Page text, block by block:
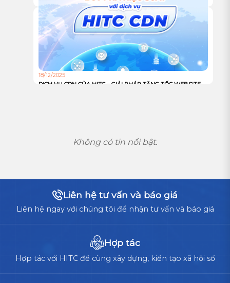
TỰ XÂY HAY THUÊ TRUNG TÂM DỮ LIỆU: ĐÂU LÀ LỰA
CHỌN TỐI ƯU CHO DOANH NGHIỆP?
18/12/2025
DỊCH VỤ CDN CỦA HITC – GIẢI PHÁP TĂNG TỐC WEBSITE
Không có tin nổi bật.
Liên hệ tư vấn và báo giá
Liên hệ ngay với chúng tôi để nhận tư vấn và báo giá
Hợp tác
Hợp tác với HITC để cùng xây dựng, kiến tạo xã hội số